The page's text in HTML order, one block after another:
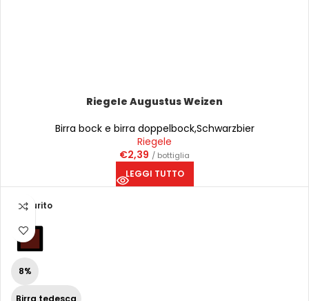
Riegele Augustus Weizen
Birra bock e birra doppelbock,Schwarzbier
Riegele
€2,39 / bottiglia
LEGGI TUTTO
Esaurito
8%
Birra tedesca